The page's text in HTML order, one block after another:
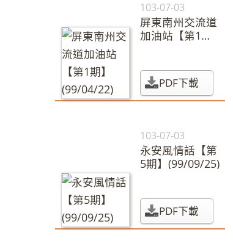
103-07-03
屏東南州交流道
加油站【第1
PDF下載
103-07-03
永安風情話【第
5期】(99/09/25)
PDF下載